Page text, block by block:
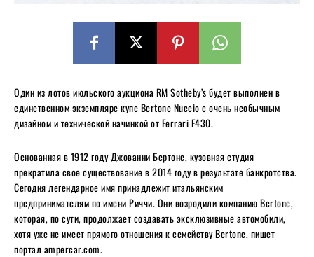
Один из лотов июльского аукциона RM Sotheby’s будет выполнен в
единственном экземпляре купе Bertone Nuccio с очень необычным
дизайном и технической начинкой от Ferrari F430.
Основанная в 1912 году Джованни Бертоне, кузовная студия
прекратила свое существование в 2014 году в результате банкротства.
Сегодня легендарное имя принадлежит итальянским
предпринимателям по имени Риччи. Они возродили компанию Bertone,
которая, по сути, продолжает создавать эксклюзивные автомобили,
хотя уже не имеет прямого отношения к семейству Bertone, пишет
портал ampercar.com.